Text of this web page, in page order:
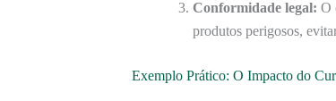
Conformidade legal: O
produtos perigosos,
Exemplo Prático: O Impacto do